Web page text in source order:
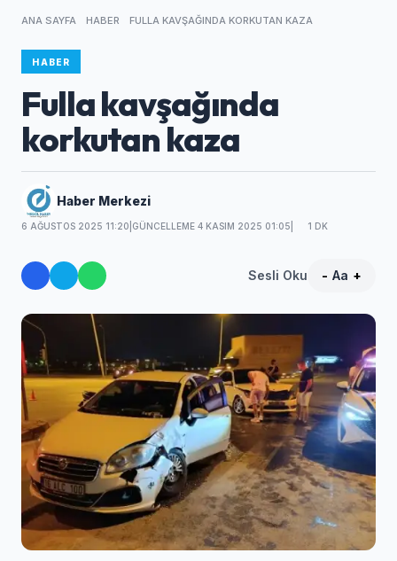
ANA SAYFA HABER FULLA KAVŞAĞINDA KORKUTAN KAZA
HABER
Fulla kavşağında
korkutan kaza
Haber Merkezi
6 AĞUSTOS 2025 11:20 GÜNCELLEME 4 KASIM 2025 01:05 1 DK
Sesli Oku - Aa +